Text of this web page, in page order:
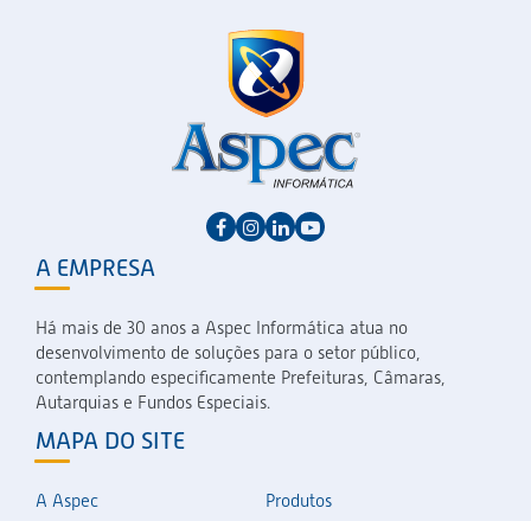
A EMPRESA
Há mais de 30 anos a Aspec Informática atua no
desenvolvimento de soluções para o setor público,
contemplando especificamente Prefeituras, Câmaras,
Autarquias e Fundos Especiais.
MAPA DO SITE
A Aspec Produtos